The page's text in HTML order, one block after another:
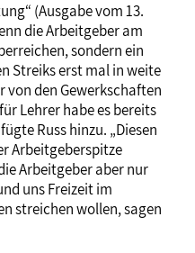
(Ausgabe vom 13.
die Arbeitgeber am
sondern ein
Streiks erst mal in weite
von den Gewerkschaften
Lehrer habe es bereits
Russ hinzu. „Diesen
Arbeitgeberspitze
Arbeitgeber aber nur
uns Freizeit im
streichen wollen, sagen